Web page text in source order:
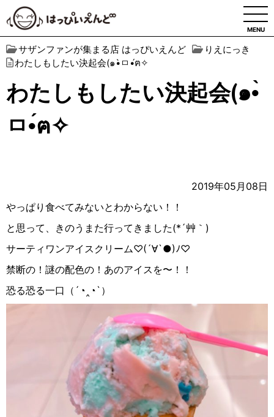
MENU
サザンファンが集まる店 はっぴいえんど
りえにっき
わたしもしたい決起会(๑•̀ㅁ•́ฅ✧︎
わたしもしたい決起会(๑•̀
ㅁ•́ฅ✧︎
2019年05月08日
やっぱり食べてみないとわからない！！
と思って、きのうまた行ってきました(*´艸｀ )
サーティワンアイスクリーム♡︎( ´∀︎`●︎)ﾉ♡︎
禁断の！謎の配色の！あのアイスを〜！！
恐る恐る一口（ ´ ◔︎ ◔︎` ）